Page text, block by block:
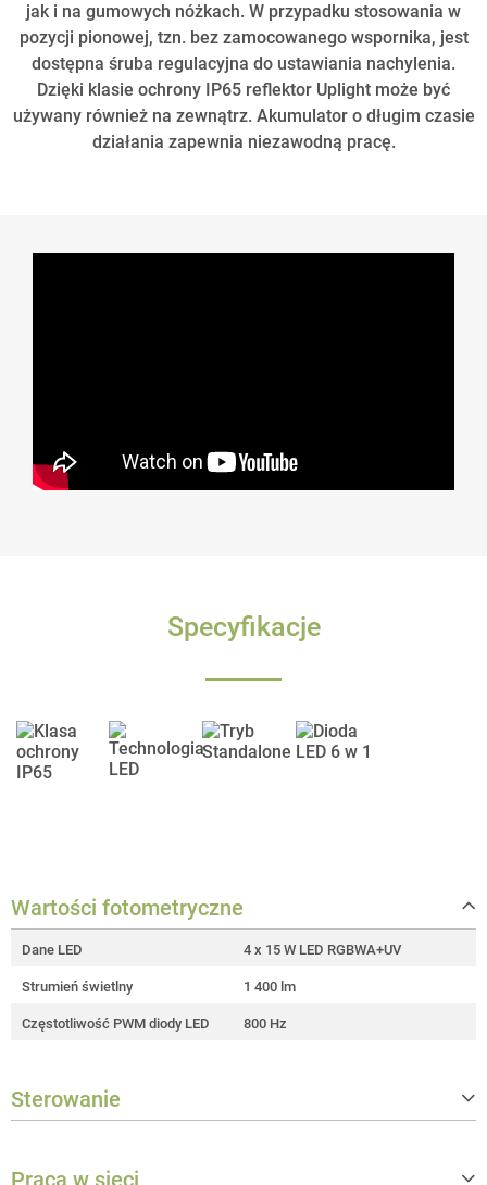
jak i na gumowych nóżkach. W przypadku stosowania w
pozycji pionowej, tzn. bez zamocowanego wspornika, jest
dostępna śruba regulacyjna do ustawiania nachylenia.
Dzięki klasie ochrony IP65 reflektor Uplight może być
używany również na zewnątrz. Akumulator o długim czasie
działania zapewnia niezawodną pracę.
Specyfikacje
Wartości fotometryczne
Dane LED 4 x 15 W LED RGBWA+UV
Strumień świetlny 1 400 lm
Częstotliwość PWM diody LED 800 Hz
Sterowanie
Tryby pracy samodzielnej